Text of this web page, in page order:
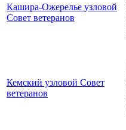
Кашира-Ожерелье узловой
Совет ветеранов
Кемский узловой Совет
ветеранов